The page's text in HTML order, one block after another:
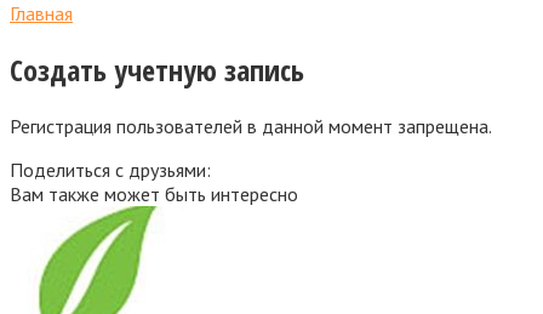
Главная
Создать учетную запись
Регистрация пользователей в данной момент запрещена.
Поделиться с друзьями:
Вам также может быть интересно